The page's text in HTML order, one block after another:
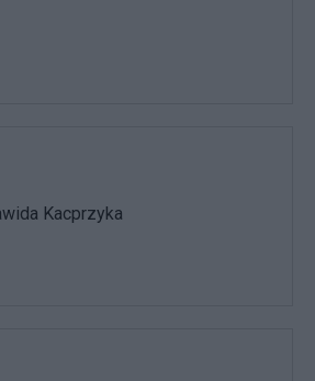
Kacprzyka